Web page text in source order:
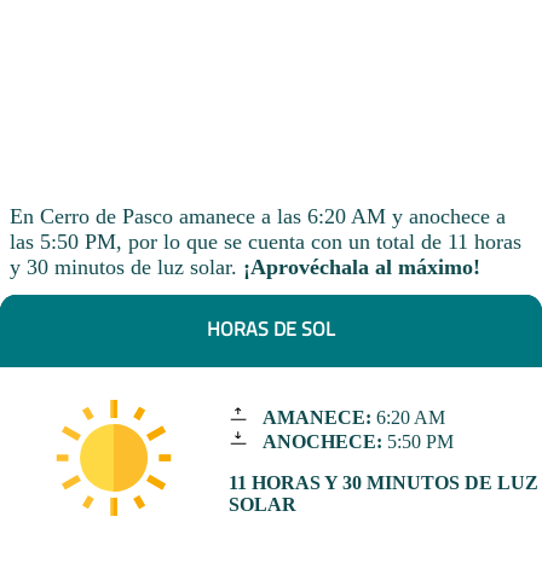
En Cerro de Pasco amanece a las 6:20 AM y anochece a
las 5:50 PM, por lo que se cuenta con un total de 11 horas
y 30 minutos de luz solar. ¡Aprovéchala al máximo!
HORAS DE SOL
AMANECE: 6:20 AM
ANOCHECE: 5:50 PM
11 HORAS Y 30 MINUTOS DE LUZ
SOLAR